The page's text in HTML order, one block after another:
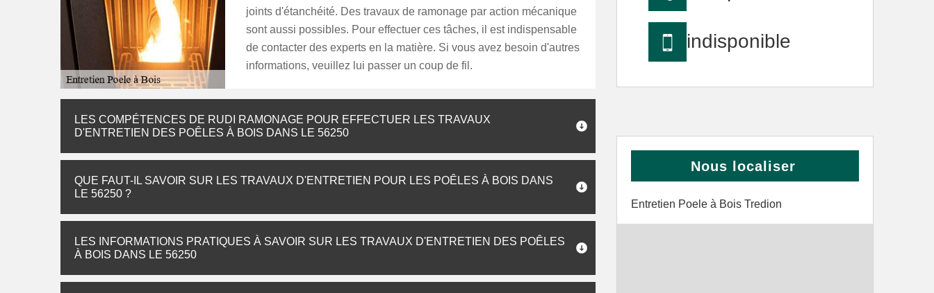
joints d'étanchéité. Des travaux de ramonage par action mécanique
sont aussi possibles. Pour effectuer ces tâches, il est indispensable
de contacter des experts en la matière. Si vous avez besoin d'autres
informations, veuillez lui passer un coup de fil.
LES COMPÉTENCES DE RUDI RAMONAGE POUR EFFECTUER LES TRAVAUX
D'ENTRETIEN DES POÊLES À BOIS DANS LE 56250
QUE FAUT-IL SAVOIR SUR LES TRAVAUX D'ENTRETIEN POUR LES POÊLES À BOIS DANS
LE 56250 ?
LES INFORMATIONS PRATIQUES À SAVOIR SUR LES TRAVAUX D'ENTRETIEN DES POÊLES
À BOIS DANS LE 56250
indisponible
Nous localiser
Entretien Poele à Bois Tredion